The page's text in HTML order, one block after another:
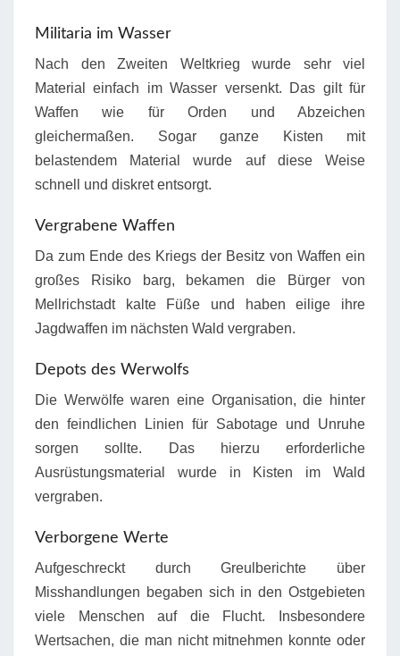
Militaria im Wasser
Nach den Zweiten Weltkrieg wurde sehr viel
Material einfach im Wasser versenkt. Das gilt für
Waffen wie für Orden und Abzeichen
gleichermaßen. Sogar ganze Kisten mit
belastendem Material wurde auf diese Weise
schnell und diskret entsorgt.
Vergrabene Waffen
Da zum Ende des Kriegs der Besitz von Waffen ein
großes Risiko barg, bekamen die Bürger von
Mellrichstadt kalte Füße und haben eilige ihre
Jagdwaffen im nächsten Wald vergraben.
Depots des Werwolfs
Die Werwölfe waren eine Organisation, die hinter
den feindlichen Linien für Sabotage und Unruhe
sorgen sollte. Das hierzu erforderliche
Ausrüstungsmaterial wurde in Kisten im Wald
vergraben.
Verborgene Werte
Aufgeschreckt durch Greulberichte über
Misshandlungen begaben sich in den Ostgebieten
viele Menschen auf die Flucht. Insbesondere
Wertsachen, die man nicht mitnehmen konnte oder